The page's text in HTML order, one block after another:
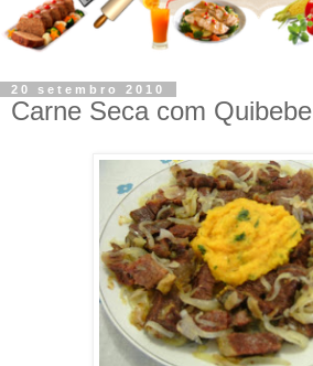
20 setembro 2010
Carne Seca com Quibebe